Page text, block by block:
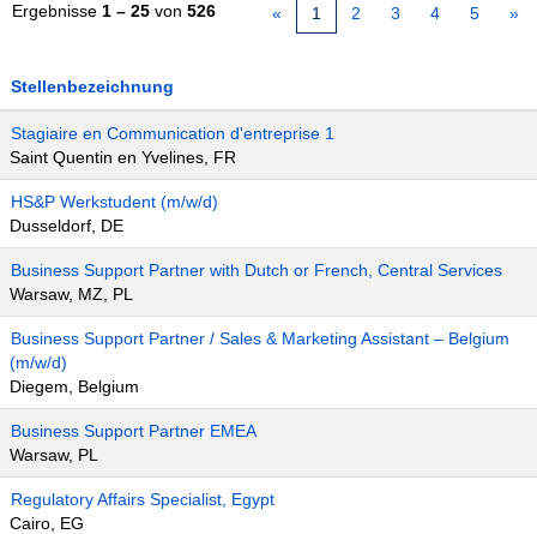
Ergebnisse 1 – 25 von 526 « 1 2 3 4 5 »
Stellenbezeichnung
Stagiaire en Communication d'entreprise 1
Saint Quentin en Yvelines, FR
HS&P Werkstudent (m/w/d)
Dusseldorf, DE
Business Support Partner with Dutch or French, Central Services
Warsaw, MZ, PL
Business Support Partner / Sales & Marketing Assistant – Belgium
(m/w/d)
Diegem, Belgium
Business Support Partner EMEA
Warsaw, PL
Regulatory Affairs Specialist, Egypt
Cairo, EG